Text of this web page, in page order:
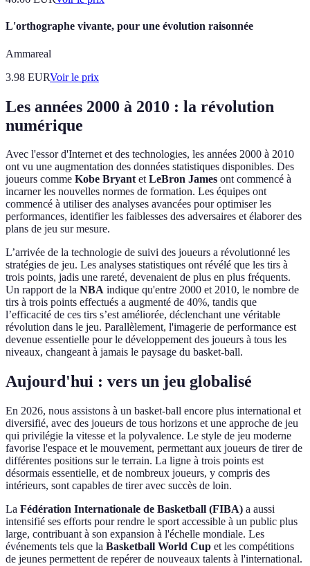
L'orthographe vivante, pour une évolution raisonnée
Ammareal
3.98 EURVoir le prix
Les années 2000 à 2010 : la révolution
numérique
Avec l'essor d'Internet et des technologies, les années 2000 à 2010
ont vu une augmentation des données statistiques disponibles. Des
joueurs comme Kobe BryantetLeBron James ont commencé à
incarner les nouvelles normes de formation. Les équipes ont
commencé à utiliser des analyses avancées pour optimiser les
performances, identifier les faiblesses des adversaires et élaborer des
plans de jeu sur mesure.
L’arrivée de la technologie de suivi des joueurs a révolutionné les
stratégies de jeu. Les analyses statistiques ont révélé que les tirs à
trois points, jadis une rareté, devenaient de plus en plus fréquents.
Un rapport de la NBA indique qu'entre 2000 et 2010, le nombre de
tirs à trois points effectués a augmenté de 40%, tandis que
l’efficacité de ces tirs s’est améliorée, déclenchant une véritable
révolution dans le jeu. Parallèlement, l'imagerie de performance est
devenue essentielle pour le développement des joueurs à tous les
niveaux, changeant à jamais le paysage du basket-ball.
Aujourd'hui : vers un jeu globalisé
En 2026, nous assistons à un basket-ball encore plus international et
diversifié, avec des joueurs de tous horizons et une approche de jeu
qui privilégie la vitesse et la polyvalence. Le style de jeu moderne
favorise l'espace et le mouvement, permettant aux joueurs de tirer de
différentes positions sur le terrain. La ligne à trois points est
désormais essentielle, et de nombreux joueurs, y compris des
intérieurs, sont capables de tirer avec succès de loin.
La Fédération Internationale de Basketball (FIBA) a aussi
intensifié ses efforts pour rendre le sport accessible à un public plus
large, contribuant à son expansion à l'échelle mondiale. Les
événements tels que la Basketball World Cup et les compétitions
de jeunes permettent de repérer de nouveaux talents à l'international.